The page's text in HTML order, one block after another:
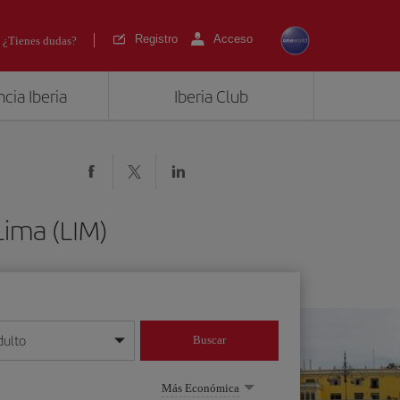
¿Tienes dudas? Registro Acceso
Iberia Iberia Club
(LIM)
mes/año
Buscar
Más Económica